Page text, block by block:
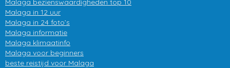
Malaga bezienswaardigheden top 10
Malaga in 12 uur
Malaga in 24 foto’s
Malaga informatie
Malaga klimaatinfo
Malaga voor beginners
beste reistijd voor Malaga